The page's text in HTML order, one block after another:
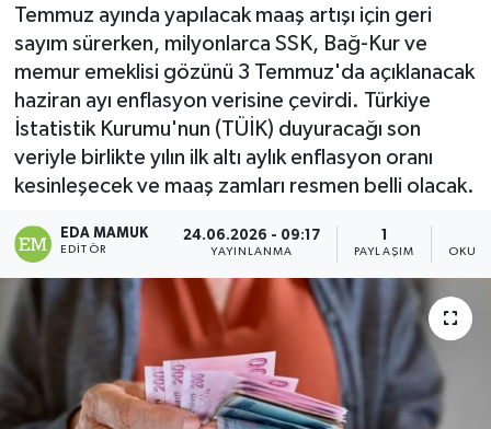
Temmuz ayında yapılacak maaş artışı için geri
sayım sürerken, milyonlarca SSK, Bağ-Kur ve
memur emeklisi gözünü 3 Temmuz'da açıklanacak
haziran ayı enflasyon verisine çevirdi. Türkiye
İstatistik Kurumu'nun (TÜİK) duyuracağı son
veriyle birlikte yılın ilk altı aylık enflasyon oranı
kesinleşecek ve maaş zamları resmen belli olacak.
EDA MAMUK
EDITÖR
24.06.2026 - 09:17
YAYINLANMA PAYLAŞIM
Resmi İlanlar
Sağlık
Siyaset
Yerel Yönetimler
Yurttan